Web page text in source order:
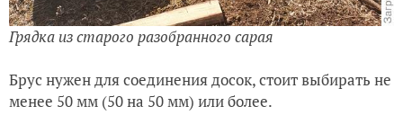
Грядка из старого разобранного сарая
Брус нужен для соединения досок, стоит выбирать не
менее 50 мм (50 на 50 мм) или более.